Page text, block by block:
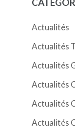
Actualités
Actualités
Actualités
Actualités
Actualités
Actualités